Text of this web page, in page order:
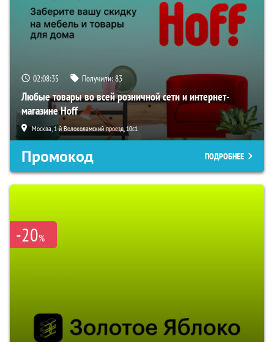
02:08:33 Получили:83
Любые товары во всей розничной сети и интернет-
магазине Hoff
Москва, 1-й Волоколамский проезд, 10с1
Промокод ПОДРОБНЕЕ
-20%